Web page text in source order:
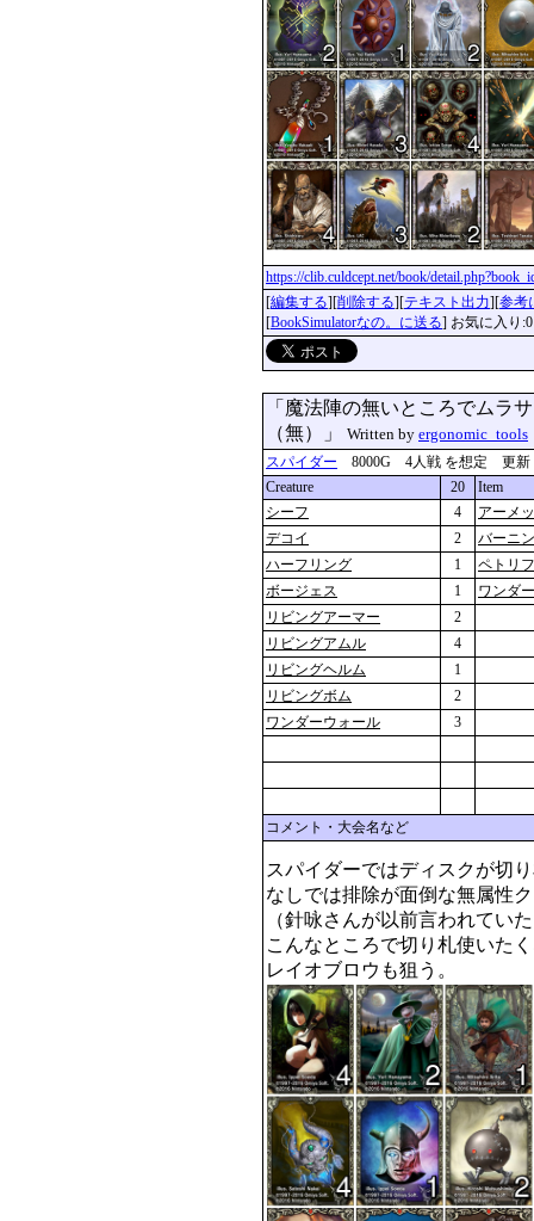
https://clib.culdcept.net/book/
[編集する][削除する][テキスト出力][参考
[BookSimulatorなの。に送る] お気に入り:0
「魔法陣の無いところでムラ
（無）」 Written by ergonomic_tools
スパイダー 8000G 4人戦 を想定 更新：
Creature
20
Item
シーフ
4
アーメ
デコイ
2
バーニ
ハーフリング
1
ペトリ
ボージェス
1
ワンダ
リビングアーマー
2
リビングアムル
4
リビングヘルム
1
リビングボム
2
ワンダーウォール
3
コメント・大会名など
スパイダーではディスクが切
なしでは排除が面倒な無属性
（針咏さんが以前言われてい
こんなところで切り札使いた
レイオブロウも狙う。